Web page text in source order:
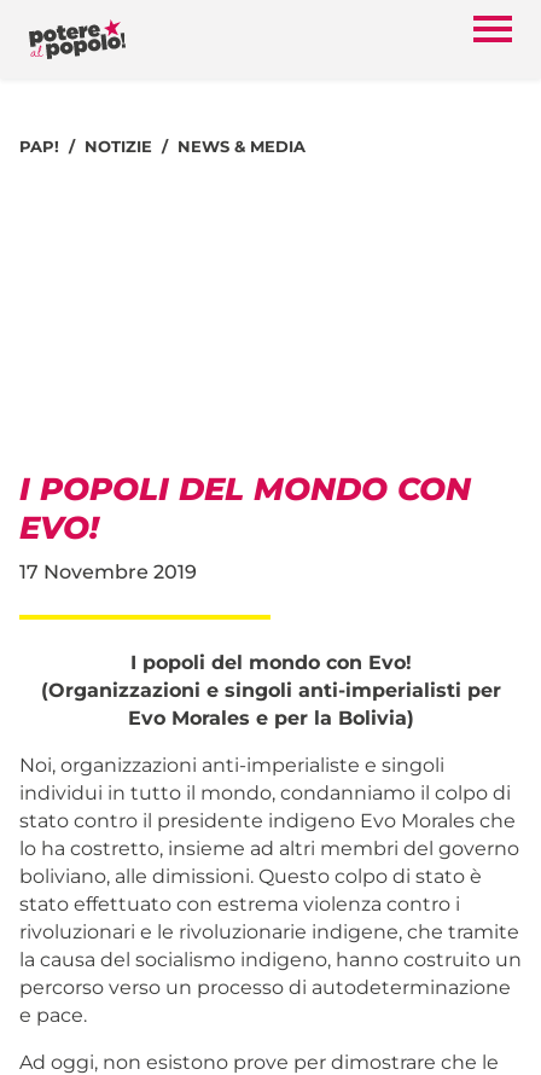
PAP! NOTIZIE NEWS & MEDIA
I POPOLI DEL MONDO CON
EVO!
17 Novembre 2019
I popoli del mondo con Evo!
(Organizzazioni e singoli anti-imperialisti per
Evo Morales e per la Bolivia)
Noi, organizzazioni anti-imperialiste e singoli
individui in tutto il mondo, condanniamo il colpo di
stato contro il presidente indigeno Evo Morales che
lo ha costretto, insieme ad altri membri del governo
boliviano, alle dimissioni. Questo colpo di stato è
stato effettuato con estrema violenza contro i
rivoluzionari e le rivoluzionarie indigene, che tramite
la causa del socialismo indigeno, hanno costruito un
percorso verso un processo di autodeterminazione
e pace.
Ad oggi, non esistono prove per dimostrare che le